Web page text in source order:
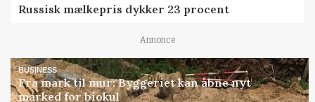
Russisk mælkepris dykker 23 procent
Annonce
BUSINESS
Fra mark til mur: Byggeriet kan åbne nyt
marked for biokul